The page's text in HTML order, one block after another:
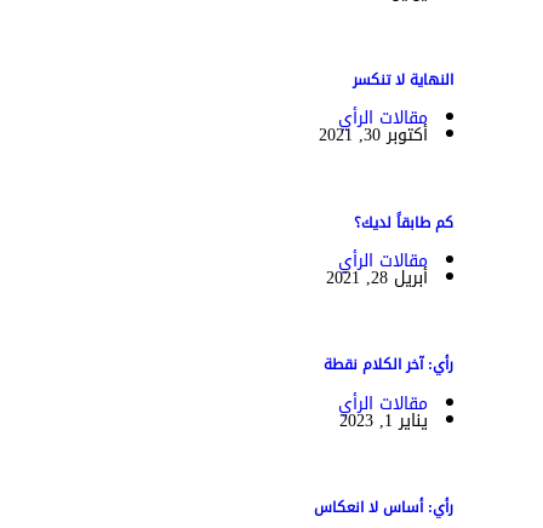
النهاية لا تنكسر
مقالات الرأي
أكتوبر 30, 2021
كم طابقاً لديك؟
مقالات الرأي
أبريل 28, 2021
رأي: آخر الكلام نقطة
مقالات الرأي
يناير 1, 2023
رأي: أساس لا انعكاس